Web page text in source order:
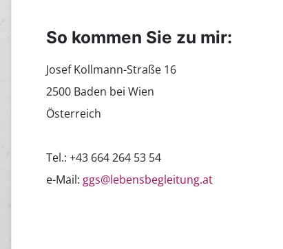
So kommen Sie zu mir:
Josef Kollmann-Straße 16
2500 Baden bei Wien
Österreich
Tel.: +43 664 264 53 54
e-Mail: ggs@lebensbegleitung.at